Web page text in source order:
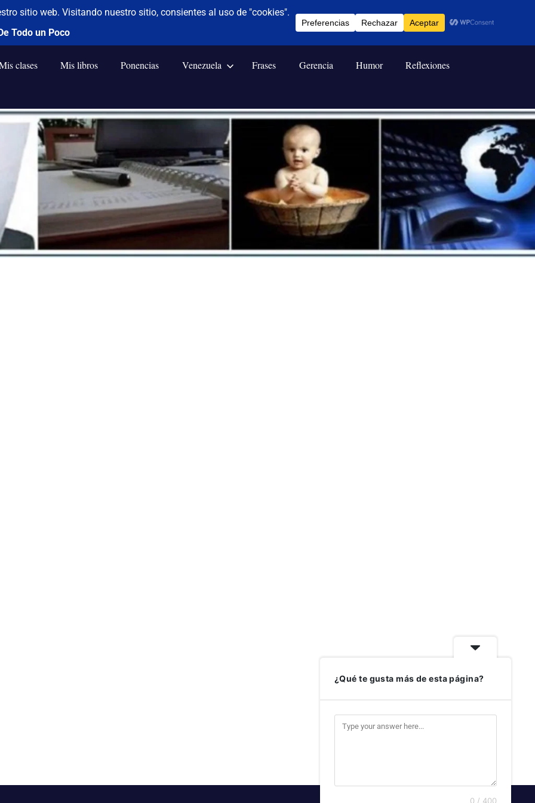
clases Mis libros Ponencias Venezuela Frases Gerencia Humor Reflexiones
¿Qué te gusta más de esta página?
0 / 400